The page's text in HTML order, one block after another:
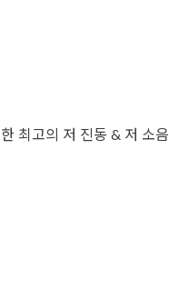
최고의 저 진동 & 저 소음